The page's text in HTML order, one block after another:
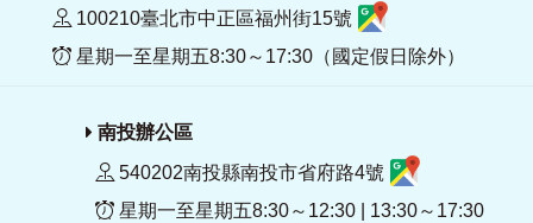
100210臺北市中正區福州街15號
星期一至星期五8:30～17:30（國定假日除外）
南投辦公區
540202南投縣南投市省府路4號
星期一至星期五8:30～12:30 | 13:30～17:30